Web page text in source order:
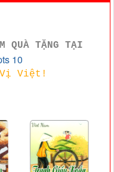
QUÀ TẶNG TẠI
Vị Việt!